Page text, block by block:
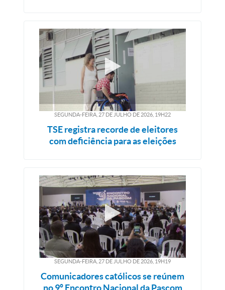
SEGUNDA-FEIRA, 27 DE JULHO DE 2026, 19H22
TSE registra recorde de eleitores
com deficiência para as eleições
SEGUNDA-FEIRA, 27 DE JULHO DE 2026, 19H19
Comunicadores católicos se reúnem
no 9º Encontro Nacional da Pascom